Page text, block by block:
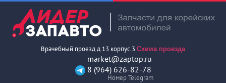
Врачебный проезд д.13 корпус.3 Схема проезда
market@zaptop.ru
8 (964) 626-82-78
Номер Telegram